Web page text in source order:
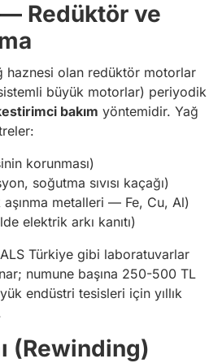
Redüktör ve
haznesi olan redüktör motorlar
büyük motorlar) periyodik
bakım yöntemidir. Yağ
korunması)
soğutma sıvısı kaçağı)
metalleri — Fe, Cu, Al)
elektrik arkı kanıtı)
Türkiye gibi laboratuvarlar
numune başına 250-500 TL
endüstri tesisleri için yıllık
(Rewinding)